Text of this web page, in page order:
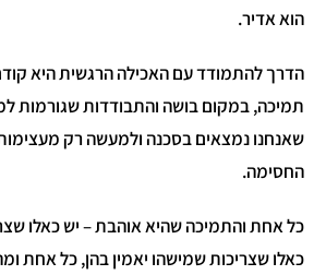
הוא אדיר.
הדרך להתמודד עם האכילה הרגשית היא
תמיכה, במקום בושה והתבודדות שגורמות
שאנחנו נמצאים בסכנה ולמעשה רק
החסימה.
כל אחת והתמיכה שהיא אוהבת – יש כאלו
כאלו שצריכות שמישהו יאמין בהן, כל אחת